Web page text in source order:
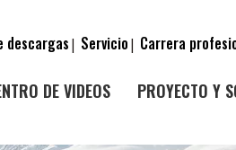
descargas| Servicio| Carrera
DE VIDEOS PROYECTO Y